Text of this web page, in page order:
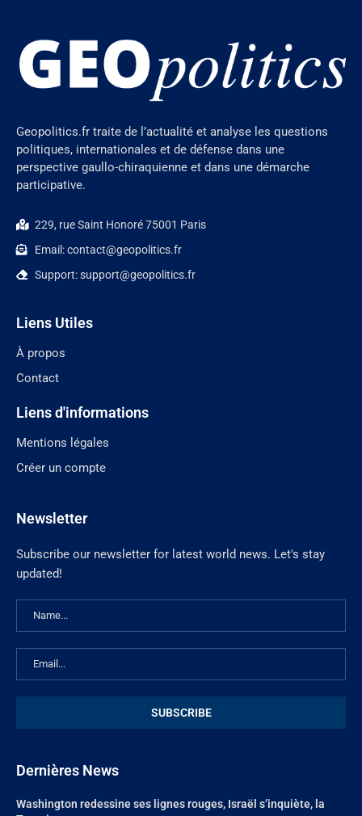
Geopolitics.fr traite de l’actualité et analyse les questions
politiques, internationales et de défense dans une
perspective gaullo-chiraquienne et dans une démarche
participative.
229, rue Saint Honoré 75001 Paris
Email: contact@geopolitics.fr
Support: support@geopolitics.fr
Liens Utiles
À propos
Contact
Liens d'informations
Mentions légales
Créer un compte
Newsletter
Subscribe our newsletter for latest world news. Let's stay
updated!
Dernières News
Washington redessine ses lignes rouges, Israël s’inquiète, la